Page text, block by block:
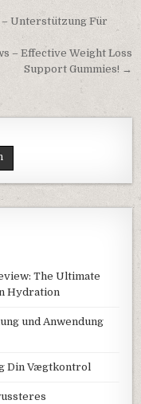
– Unterstützung Für
– Effective Weight Loss
Support Gummies! →
The Ultimate
Hydration
und Anwendung
Din Vægtkontrol